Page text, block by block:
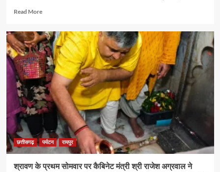
Read MoreRead
पर्यटन
एवं
संस्कृति
मंत्री
श्री
राजेश
अग्रवाल
ने
जनदर्शन
सुनीं
आमजन
की
छत्तीसगढ़ पर्यटन रायपुर
श्रावण के प्रथम सोमवार पर कैबिनेट मंत्री श्री राजेश अग्रवाल ने